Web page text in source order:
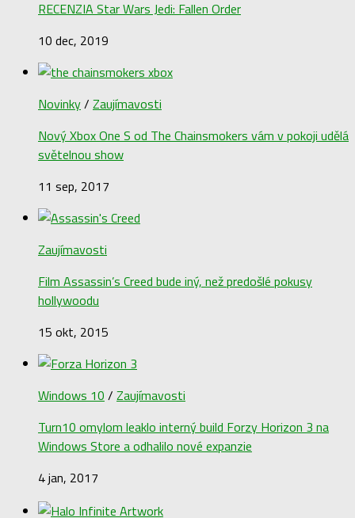
RECENZIA Star Wars Jedi: Fallen Order
10 dec, 2019
Novinky/ Zaujímavosti
Nový Xbox One S od The Chainsmokers vám v pokoji udělá
světelnou show
11 sep, 2017
Zaujímavosti
Film Assassin’s Creed bude iný, než predošlé pokusy
hollywoodu
15 okt, 2015
Windows 10 / Zaujímavosti
Turn10 omylom leaklo interný build Forzy Horizon 3 na
Windows Store a odhalilo nové expanzie
4 jan, 2017